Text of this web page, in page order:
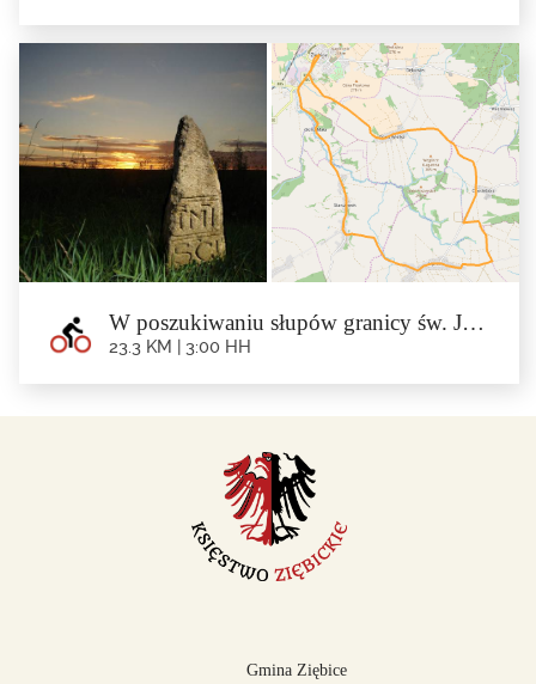
Tajemnice Lasu Muszkowickiego
23.8 km | 3:30 hh
Trasa: Ziębice – Rososznica – Czerńczyce – Muszkowice –...
W poszukiwaniu słupów granicy św. Jana i źródła Oławy
23.3 KM | 3:00 HH
W poszukiwaniu słupów granicy św.
Jana i źródła Oławy
23.3 km | 3:00 hh
Gmina Ziębice